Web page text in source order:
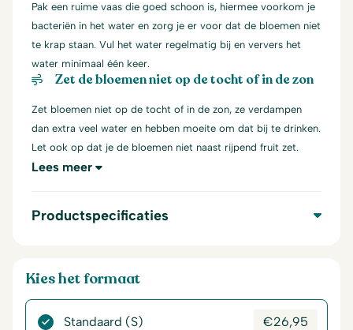
Pak een ruime vaas die goed schoon is, hiermee voorkom je
bacteriën in het water en zorg je er voor dat de bloemen niet
te krap staan. Vul het water regelmatig bij en ververs het
water minimaal één keer.
Zet de bloemen niet op de tocht of in de zon
Zet bloemen niet op de tocht of in de zon, ze verdampen
dan extra veel water en hebben moeite om dat bij te drinken.
Let ook op dat je de bloemen niet naast rijpend fruit zet.
Lees meer
Productspecificaties
Kies het formaat
Standaard (S) €26,95